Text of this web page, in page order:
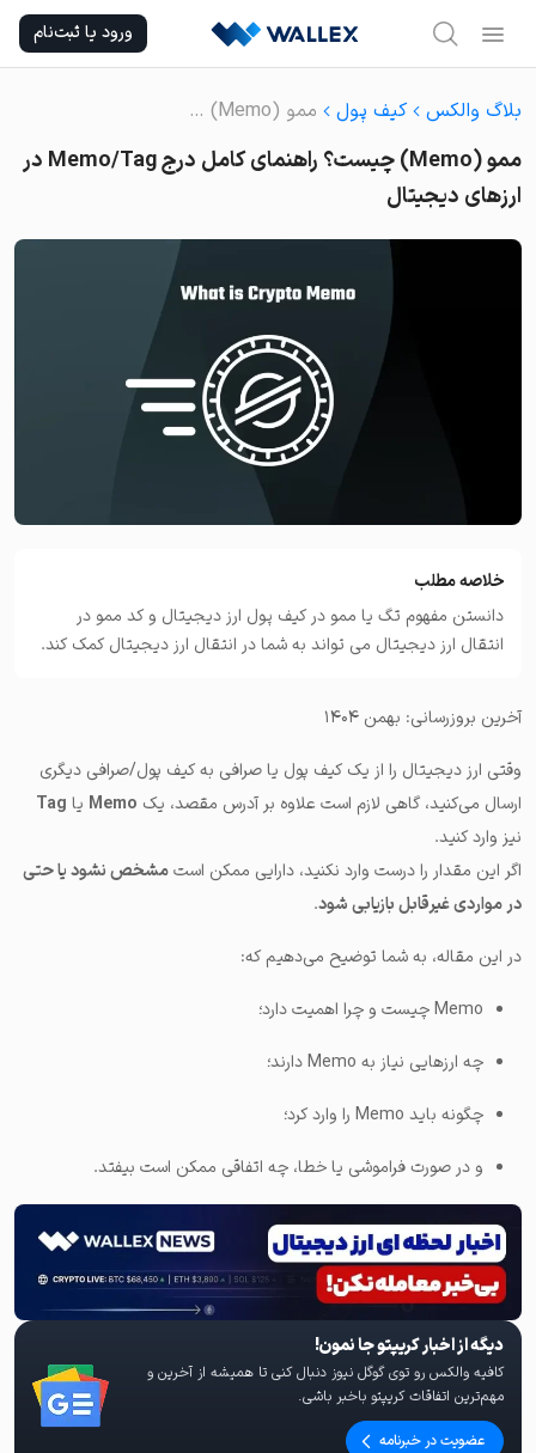
content
ورود یا ثبت‌نام
بلاگ والکس کیف پول ممو (Memo) چیست؟ راهنمای کامل درج Memo/Tag در ارزهای دیجیتال
ممو (Memo) چیست؟ راهنمای کامل درج Memo/Tag در
ارزهای دیجیتال
خلاصه مطلب
دانستن مفهوم تگ یا ممو در کیف پول ارز دیجیتال و کد ممو در
انتقال ارز دیجیتال می تواند به شما در انتقال ارز دیجیتال کمک کند.
آخرین بروزرسانی: بهمن ۱۴۰۴
وقتی ارز دیجیتال را از یک کیف پول یا صرافی به کیف پول/صرافی دیگری
ارسال می‌کنید، گاهی لازم است علاوه بر آدرس مقصد، یک Memo یا Tag
نیز وارد کنید.
اگر این مقدار را درست وارد نکنید، دارایی ممکن استمشخص نشود یا حتی
در مواردی غیرقابل بازیابی شود.
در این مقاله، به شما توضیح می‌دهیم که:
Memo چیست و چرا اهمیت دارد؛
چه ارزهایی نیاز به Memo دارند؛
چگونه باید Memo را وارد کرد؛
و در صورت فراموشی یا خطا، چه اتفاقی ممکن است بیفتد.
دیگه از اخبار کریپتو جا نمون!
کافیه والکس رو توی گوگل نیوز دنبال کنی تا همیشه از آخرین و
مهم‌ترین اتفاقات کریپتو باخبر باشی.
عضویت در خبرنامه